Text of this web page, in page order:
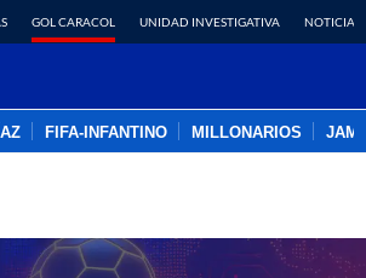
GOL CARACOL UNIDAD INVESTIGATIVA NOTICIAS
FIFA-INFANTINO MILLONARIOS